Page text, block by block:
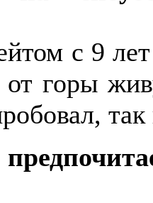
с 9
горы